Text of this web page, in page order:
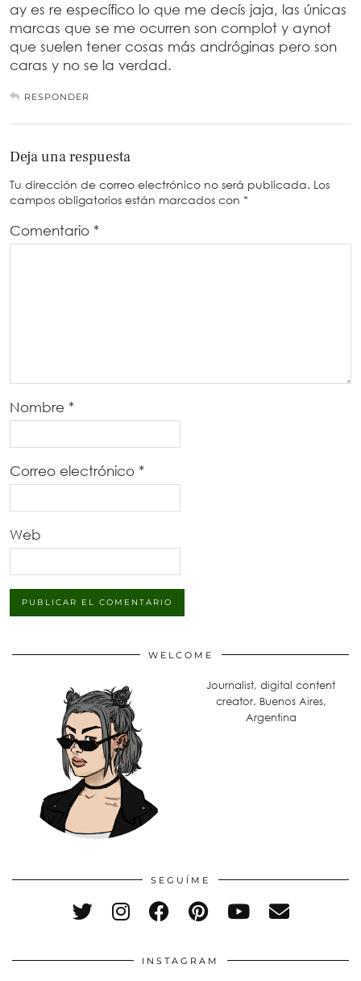
ay es re específico lo que me decís jaja, las únicas
marcas que se me ocurren son complot y aynot
que suelen tener cosas más andróginas pero son
caras y no se la verdad.
RESPONDER
Deja una respuesta
Tu dirección de correo electrónico no será publicada. Los
campos obligatorios están marcados con *
Comentario *
Nombre *
Correo electrónico *
Web
WELCOME
Journalist, digital content
creator. Buenos Aires,
Argentina
SEGUÍME
INSTAGRAM